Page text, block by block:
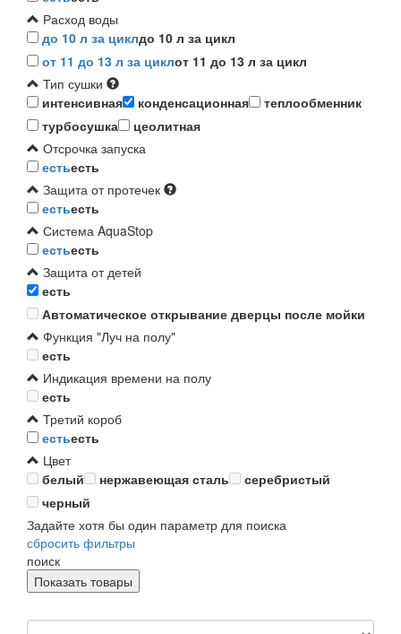
Расход воды
до 10 л за циклдо 10 л за цикл
от 11 до 13 л за циклот 11 до 13 л за цикл
Тип сушки
интенсивная
конденсационная
теплообменник
турбосушка
цеолитная
Отсрочка запуска
естьесть
Защита от протечек
естьесть
Система AquaStop
естьесть
Защита от детей
есть
Автоматическое открывание дверцы после мойки
Функция "Луч на полу"
есть
Индикация времени на полу
есть
Третий короб
естьесть
Цвет
белый
нержавеющая сталь
серебристый
черный
Задайте хотя бы один параметр для поиска
сбросить фильтры
поиск